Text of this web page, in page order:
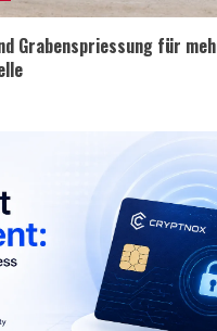
Grabenspriessung für